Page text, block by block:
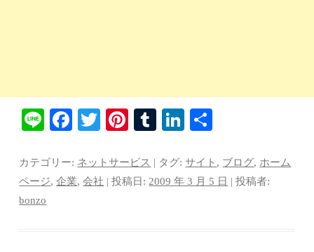
Li Fa
bo
ok
T
tte
r
Pi
er
es
T
m
bl
Li
ed
In
カテゴリー: ネットサービス | タグ:サイト , ブログ, ホーム
ページ,企業,会社 | 投稿日: 2009 年 3 月 5 日 |投稿者:
bonzo